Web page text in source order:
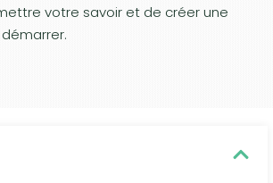
votre savoir et de créer une